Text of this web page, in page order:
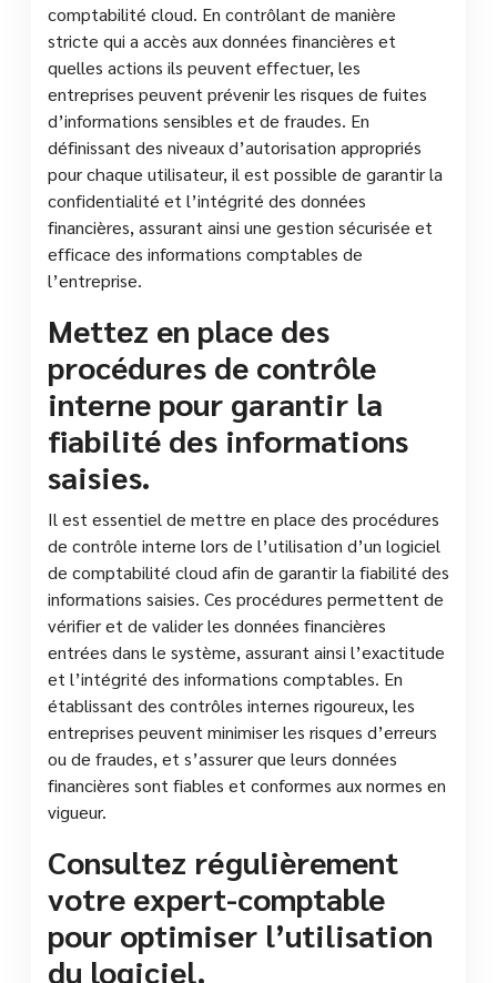
comptabilité cloud. En contrôlant de manière
stricte qui a accès aux données financières et
quelles actions ils peuvent effectuer, les
entreprises peuvent prévenir les risques de fuites
d’informations sensibles et de fraudes. En
définissant des niveaux d’autorisation appropriés
pour chaque utilisateur, il est possible de garantir la
confidentialité et l’intégrité des données
financières, assurant ainsi une gestion sécurisée et
efficace des informations comptables de
l’entreprise.
Mettez en place des
procédures de contrôle
interne pour garantir la
fiabilité des informations
saisies.
Il est essentiel de mettre en place des procédures
de contrôle interne lors de l’utilisation d’un logiciel
de comptabilité cloud afin de garantir la fiabilité des
informations saisies. Ces procédures permettent de
vérifier et de valider les données financières
entrées dans le système, assurant ainsi l’exactitude
et l’intégrité des informations comptables. En
établissant des contrôles internes rigoureux, les
entreprises peuvent minimiser les risques d’erreurs
ou de fraudes, et s’assurer que leurs données
financières sont fiables et conformes aux normes en
vigueur.
Consultez régulièrement
votre expert-comptable
pour optimiser l’utilisation
du logiciel.